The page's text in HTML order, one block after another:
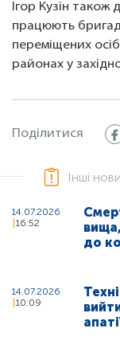
Ігор Кузін
працюють
переміщених
районах у
Поділитися
Інші
14.07.2026
16:52
до
14.07.2026
10:09